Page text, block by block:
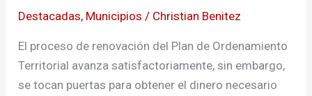
Destacadas, Municipios / Christian Benitez
El proceso de renovación del Plan de Ordenamiento
Territorial avanza satisfactoriamente, sin embargo,
se tocan puertas para obtener el dinero necesario
de
vida
útil
actualizan